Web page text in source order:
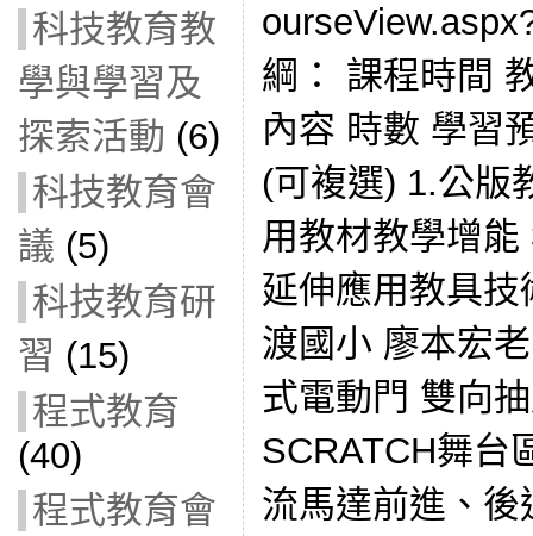
科技教育教
學與學習及
探索活動 (6)
科技教育會
議 (5)
科技教育研
習 (15)
程式教育
(40)
程式教育會
綱： 課程時間
內容 時數 學習
(可複選) 1.公版
用教材教學增
延伸應用教具
渡國小 廖本宏
式電動門 雙向
SCRATCH舞台
流馬達前進、